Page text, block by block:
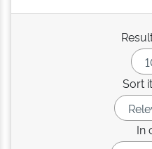
Sort
In